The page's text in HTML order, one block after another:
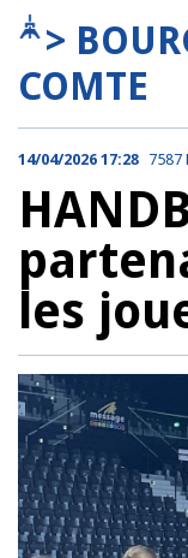
>
COMTE
14/04/2026 17:28 7587
les